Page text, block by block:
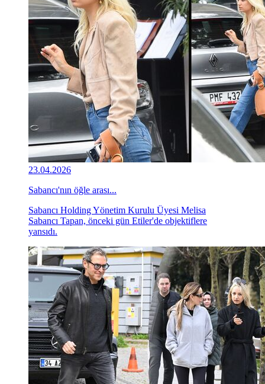
23.04.2026
Sabancı'nın öğle arası...
Sabancı Holding Yönetim Kurulu Üyesi Melisa
Sabancı Tapan, önceki gün Etiler'de objektiflere
yansıdı.